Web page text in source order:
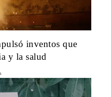
inventos que
y la salud